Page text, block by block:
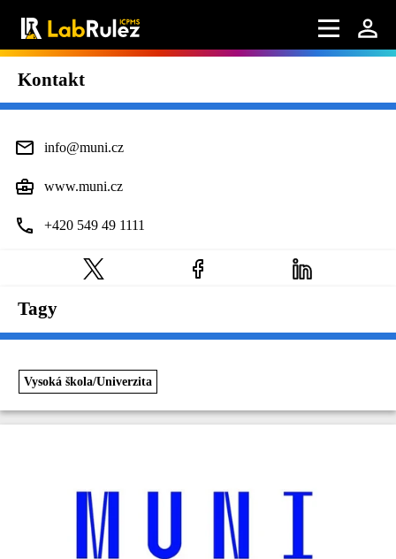
Kontakt
info@muni.cz
www.muni.cz
+420 549 49 1111
Tagy
Vysoká škola/Univerzita